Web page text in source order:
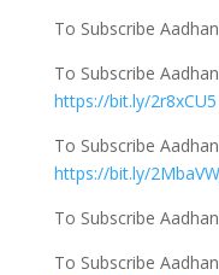
To Subscribe
To Subscribe
https://bit.ly/2r8xCU5
To Subscribe
https://bit.ly/
To Subscribe
To Subscribe